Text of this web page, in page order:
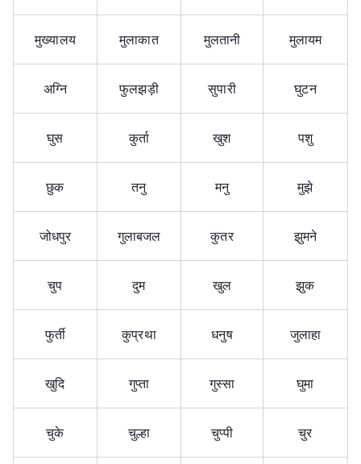
मुख्यालय मुलाकात मुलतानी मुलायम
अग्नि फुलझड़ी सुपारी घुटन
घुस कुर्ता खुश पशु
छुक तनु मनु मुझे
जोधपुर गुलाबजल कुतर झुमने
चुप दुम खुल झुक
फुर्ती कुप्रथा धनुष जुलाहा
खुदि गुप्ता गुस्सा घुमा
चुके चुल्हा चुप्पी चुर